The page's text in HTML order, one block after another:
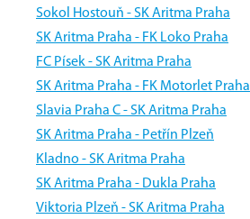
Sokol Hostouň - SK Aritma Praha
SK Aritma Praha - FK Loko Praha
FC Písek - SK Aritma Praha
SK Aritma Praha - FK Motorlet Praha
Slavia Praha C - SK Aritma Praha
SK Aritma Praha - Petřín Plzeň
Kladno - SK Aritma Praha
SK Aritma Praha - Dukla Praha
Viktoria Plzeň - SK Aritma Praha